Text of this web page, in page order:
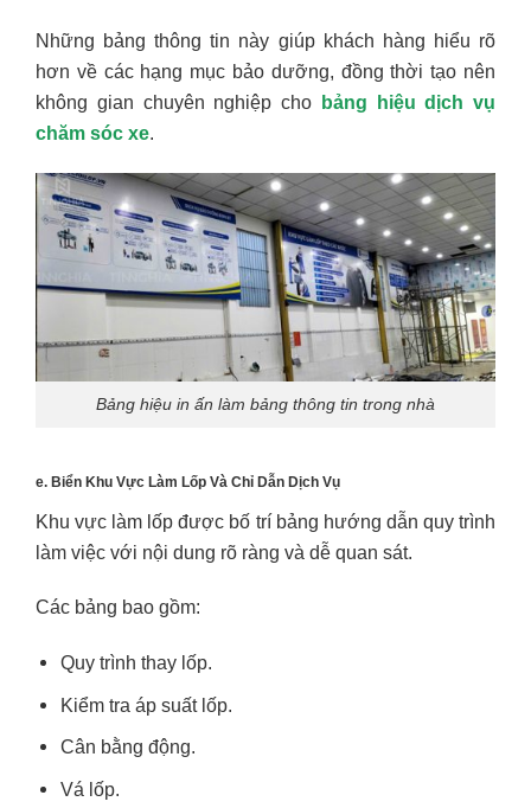
Những bảng thông tin này giúp khách hàng hiểu rõ
hơn về các hạng mục bảo dưỡng, đồng thời tạo nên
không gian chuyên nghiệp cho
bảng hiệu dịch vụ
chăm sóc xe.
Bảng hiệu in ấn làm bảng thông tin trong nhà
e. Biển Khu Vực Làm Lốp Và Chỉ Dẫn Dịch Vụ
Khu vực làm lốp được bố trí bảng hướng dẫn quy trình
làm việc với nội dung rõ ràng và dễ quan sát.
Các bảng bao gồm:
Quy trình thay lốp.
Kiểm tra áp suất lốp.
Cân bằng động.
Vá lốp.